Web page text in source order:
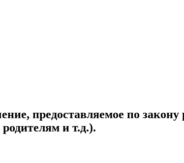
предоставляемое по
и т.д.).